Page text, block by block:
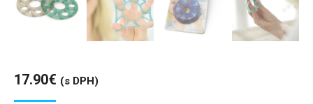
17.90€ (s DPH)